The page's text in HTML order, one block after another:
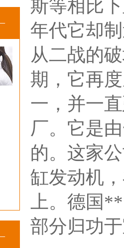
斯等相比
年代它却
从二战的
期，它再
一，并一
厂。它是
的。这家
缸发动机
上。德国
部分归功